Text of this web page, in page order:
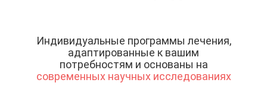
Индивидуальные программы лечения,
адаптированные к вашим
потребностям и основаны на
современных научных исследованиях